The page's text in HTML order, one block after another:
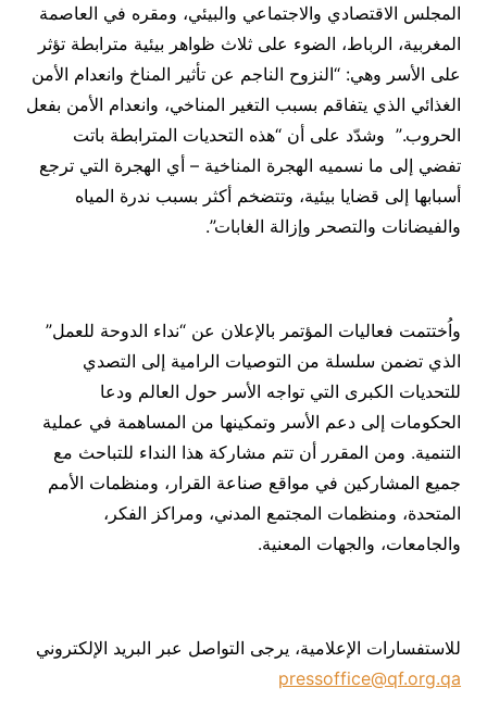
المجلس الاقتصادي والاجتماعي والبيئي، ومقره في العاصمة
المغربية، الرباط، الضوء على ثلاث ظواهر بيئية مترابطة تؤثر
على الأسر وهي: “النزوح الناجم عن تأثير المناخ وانعدام الأمن
الغذائي الذي يتفاقم بسبب التغير المناخي، وانعدام الأمن بفعل
الحروب.” وشدّد على أن “هذه التحديات المترابطة باتت
تفضي إلى ما نسميه الهجرة المناخية – أي الهجرة التي ترجع
أسبابها إلى قضايا بيئية، وتتضخم أكثر بسبب ندرة المياه
والفيضانات والتصحر وإزالة الغابات”.
واُختتمت فعاليات المؤتمر بالإعلان عن “نداء الدوحة للعمل”
الذي تضمن سلسلة من التوصيات الرامية إلى التصدي
للتحديات الكبرى التي تواجه الأسر حول العالم ودعا
الحكومات إلى دعم الأسر وتمكينها من المساهمة في عملية
التنمية. ومن المقرر أن تتم مشاركة هذا النداء للتباحث مع
جميع المشاركين في مواقع صناعة القرار، ومنظمات الأمم
المتحدة، ومنظمات المجتمع المدني، ومراكز الفكر،
والجامعات، والجهات المعنية.
للاستفسارات الإعلامية، يرجى التواصل عبر البريد الإلكتروني
pressoffice@qf.org.qa